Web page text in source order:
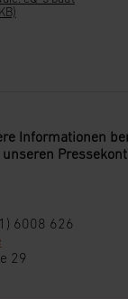
Informationen
6008 626
29